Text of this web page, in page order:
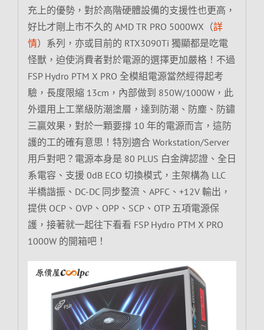
充上的優勢，對於高階硬體設備的支援性也更高，
好比才剛上市不久的 AMD TR PRO 5000WX（詳
情）系列，亦或目前的 RTX3090Ti 獨顯都是吃電
怪獸，迫使消費者對於電源的選擇更加嚴格！不過
FSP Hydro PTM X PRO 全模組電源當然經得起考
驗，長度限縮 13cm，內部做到 850W/1000W，此
外還用上工業級防潮塗層，達到防潮、防塵、防鏽
三贏效果，對於一顆要撐 10 年的電源而言，這防
護的工的確有意思！特別適合 Workstation/Server
用戶對吧？電源本身是 80 PLUS 白金牌認證、全日
系電容、支援 0dB ECO 切換模式，主架構為 LLC
半橋諧振、DC-DC 同步整流、APFC、+12V 輸出，
提供 OCP、OVP、OPP、SCP、OTP 五項電源保
護，接著就一起往下看看 FSP Hydro PTM X PRO
1000W 的開箱吧！